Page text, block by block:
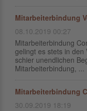
Mitarbeiterbindung
08.10.2019 00:27
Mitarbeiterbindung
gelingt es stets in
schier unendlichen
Mitarbeiterbindung, ...
Mitarbeiterbindung
30.09.2019 18:19